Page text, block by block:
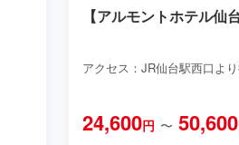
【アルモントホテル仙台
アクセス：JR仙台駅西口よ
24,600円 〜 50,600